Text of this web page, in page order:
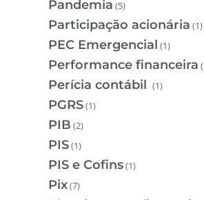
Pandemia (5)
Participação acionária (1)
PEC Emergencial (1)
Performance financeira
Perícia contábil (1)
PGRS(1)
PIB (2)
PIS(1)
PIS e Cofins(1)
Pix(7)